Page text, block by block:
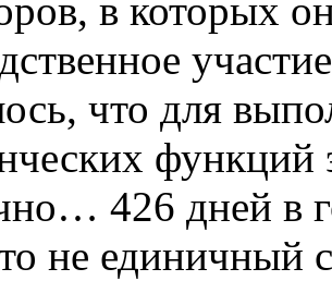
в которых
что для
функций
426 дней в
не единичный